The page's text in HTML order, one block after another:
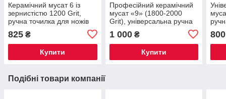
Керамічний мусат 6 із
зернистістю 1200 Grit,
ручна точилка для ножів
застосовується для правки
леза
825 ₴
Купити
Професійний керамічний
мусат «9» (1800-2000
Grit), універсальна ручна
правки, пластикове руківʼя
1 000₴
Купити
800
Подібні товари компанії